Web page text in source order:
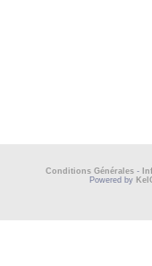
Conditions Générales -
Powered by